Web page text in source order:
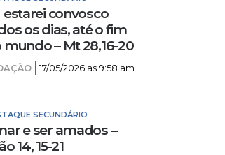
estarei convosco
os dias, até o fim
mundo – Mt 28,16-20
17/05/2026 as 9:58 am
SECUNDÁRIO
e ser amados –
14, 15-21